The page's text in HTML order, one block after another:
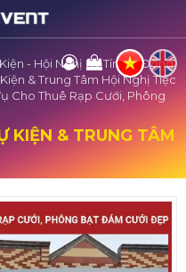
- Hội Nghị Uy Tín Tại Đông
& Trung Tâm Hội Nghị Tiệc
Cho Thuê Rạp Cưới, Phông
KIỆN & TRUNG TÂM